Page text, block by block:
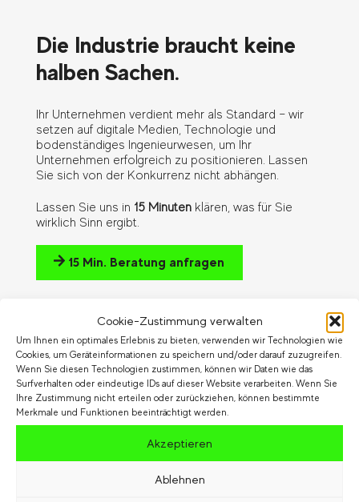
Cookie-Zustimmung verwalten
Um Ihnen ein optimales Erlebnis zu bieten, verwenden wir Technologien wie
Cookies, um Geräteinformationen zu speichern und/oder darauf zuzugreifen.
Wenn Sie diesen Technologien zustimmen, können wir Daten wie das
Surfverhalten oder eindeutige IDs auf dieser Website verarbeiten. Wenn Sie
Ihre Zustimmung nicht erteilen oder zurückziehen, können bestimmte
Merkmale und Funktionen beeinträchtigt werden.
Akzeptieren
Ablehnen
Die Industrie braucht keine
halben Sachen.
Ihr Unternehmen verdient mehr als Standard – wir
setzen auf digitale Medien, Technologie und
bodenständiges Ingenieurwesen, um Ihr
Unternehmen erfolgreich zu positionieren. Lassen
Sie sich von der Konkurrenz nicht abhängen.
Lassen Sie uns in 15 Minutenklären, was für Sie
wirklich Sinn ergibt.
15 Min. Beratung anfragen